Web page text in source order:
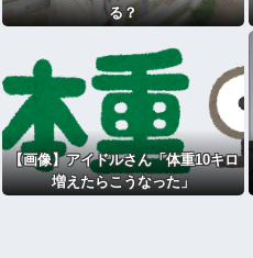
る？
【画像】アイドルさん「体重10キロ
増えたらこうなった」